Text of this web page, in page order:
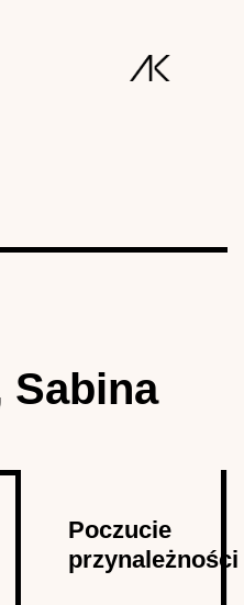
Sabina
Poczucie
przynależności